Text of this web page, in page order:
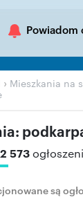
Powiadom
› Mieszkania na
2 573
są